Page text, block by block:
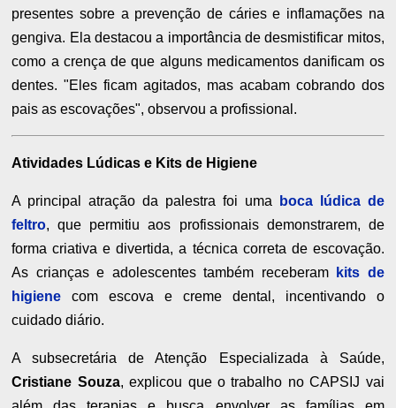
presentes sobre a prevenção de cáries e inflamações na
gengiva. Ela destacou a importância de desmistificar mitos,
como a crença de que alguns medicamentos danificam os
dentes. "Eles ficam agitados, mas acabam cobrando dos
pais as escovações", observou a profissional.
Atividades Lúdicas e Kits de Higiene
A principal atração da palestra foi uma
boca lúdica de
feltro, que permitiu aos profissionais demonstrarem, de
forma criativa e divertida, a técnica correta de escovação.
As crianças e adolescentes também receberam
kits de
higiene com escova e creme dental, incentivando o
cuidado diário.
A subsecretária de Atenção Especializada à Saúde,
Cristiane Souza, explicou que o trabalho no CAPSIJ vai